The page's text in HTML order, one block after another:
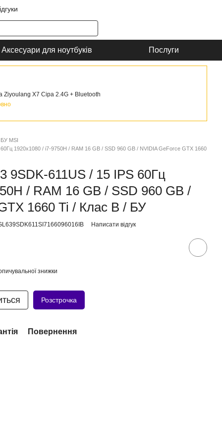
Аксесуари для ноутбуків Послуги
Ziyoulang X7 Сіра 2.4G + Bluetooth
MSI
1920x1080 / i7-9750H / RAM 16 GB / SSD 960 GB / NVIDIA GeForce GTX 1660
9SDK-611US / 15 IPS 60Гц
/ RAM 16 GB / SSD 960 GB /
1660 Ti / Клас B / БУ
Написати відгук
знижки
Розстрочка
Повернення